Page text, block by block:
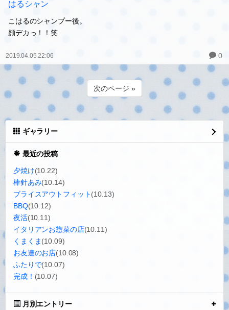
はるシャン
こはるのシャンプー後。
顔デカっ！！笑
2019.04.05 22:06 0
次のページ »
ギャラリー
最近の投稿
夕焼け(10.22)
棒針あみ(10.14)
ブライスアウトフィット(10.13)
BBQ(10.12)
夜活(10.11)
イタリアンお惣菜の店(10.11)
くまくま(10.09)
お友達のお店(10.08)
ふたりで(10.07)
完成！ (10.07)
月別エントリー